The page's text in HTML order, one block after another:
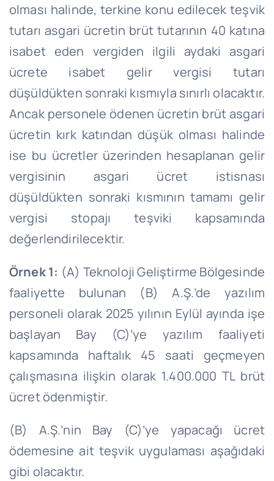
olması halinde, terkine konu edilecek teşvik
tutarı asgari ücretin brüt tutarının 40 katına
isabet eden vergiden ilgili aydaki asgari
ücrete isabet gelir vergisi tutarı
düşüldükten sonraki kısmıyla sınırlı olacaktır.
Ancak personele ödenen ücretin brüt asgari
ücretin kırk katından düşük olması halinde
ise bu ücretler üzerinden hesaplanan gelir
vergisinin asgari ücret istisnası
düşüldükten sonraki kısmının tamamı gelir
vergisi stopajı teşviki kapsamında
değerlendirilecektir.
Örnek 1: (A) Teknoloji Geliştirme Bölgesinde
faaliyette bulunan (B) A.Ş.’de yazılım
personeli olarak 2025 yılının Eylül ayında işe
başlayan Bay (C)’ye yazılım faaliyeti
kapsamında haftalık 45 saati geçmeyen
çalışmasına ilişkin olarak 1.400.000 TL brüt
ücret ödenmiştir.
(B) A.Ş.’nin Bay (C)’ye yapacağı ücret
ödemesine ait teşvik uygulaması aşağıdaki
gibi olacaktır.